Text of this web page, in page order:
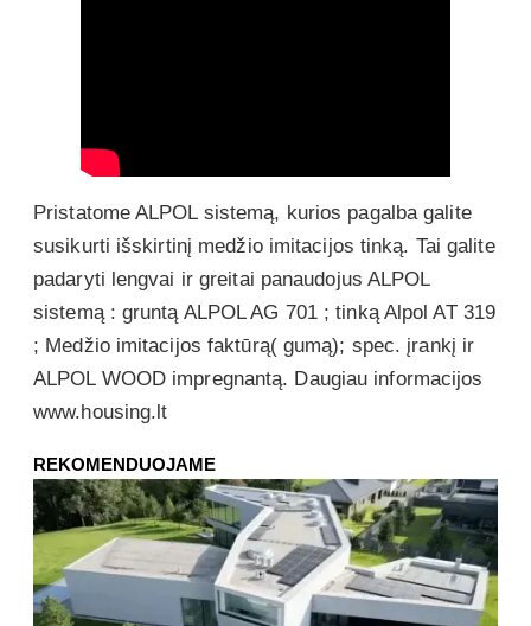
Pristatome ALPOL sistemą, kurios pagalba galite
susikurti išskirtinį medžio imitacijos tinką. Tai galite
padaryti lengvai ir greitai panaudojus ALPOL
sistemą : gruntą ALPOL AG 701 ; tinką Alpol AT 319
; Medžio imitacijos faktūrą( gumą); spec. įrankį ir
ALPOL WOOD impregnantą. Daugiau informacijos
www.housing.lt
REKOMENDUOJAME